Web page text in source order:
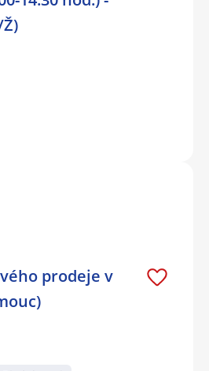
prodeje v